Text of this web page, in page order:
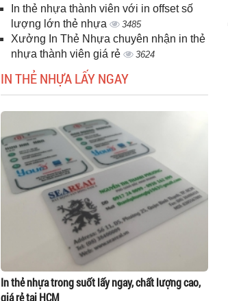
In thẻ nhựa thành viên với in offset số
lượng lớn thẻ nhựa
3485
Xưởng In Thẻ Nhựa chuyên nhận in thẻ
nhựa thành viên giá rẻ
3624
IN THẺ NHỰA LẤY NGAY
In thẻ nhựa trong suốt lấy ngay, chất lượng cao,
giá rẻ tại HCM